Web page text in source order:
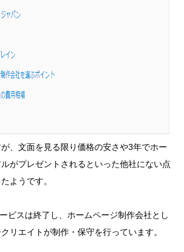
、文面を見る限り価格の安さや3年でホー
がプレゼントされるといった他社にない点
ようです。
ビスは終了し、ホームページ制作会社とし
リエイトが制作・保守を行っています。